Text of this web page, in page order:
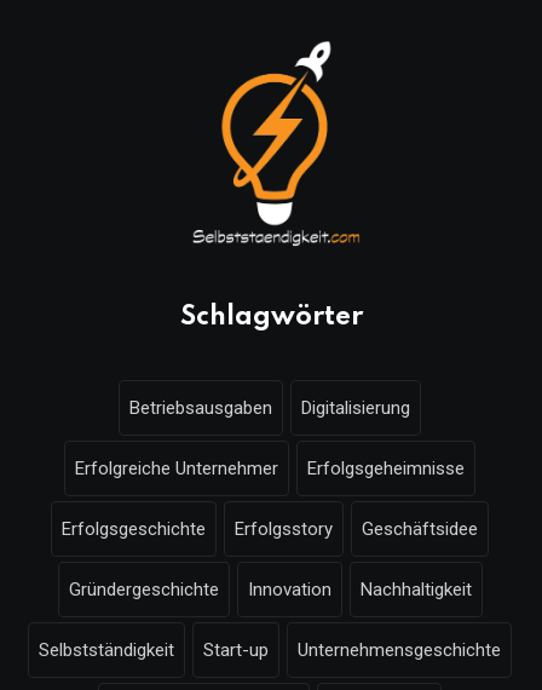
Schlagwörter
Betriebsausgaben Digitalisierung
Erfolgreiche Unternehmer Erfolgsgeheimnisse
Erfolgsgeschichte Erfolgsstory Geschäftsidee
Gründergeschichte Innovation Nachhaltigkeit
Selbstständigkeit Start-up Unternehmensgeschichte